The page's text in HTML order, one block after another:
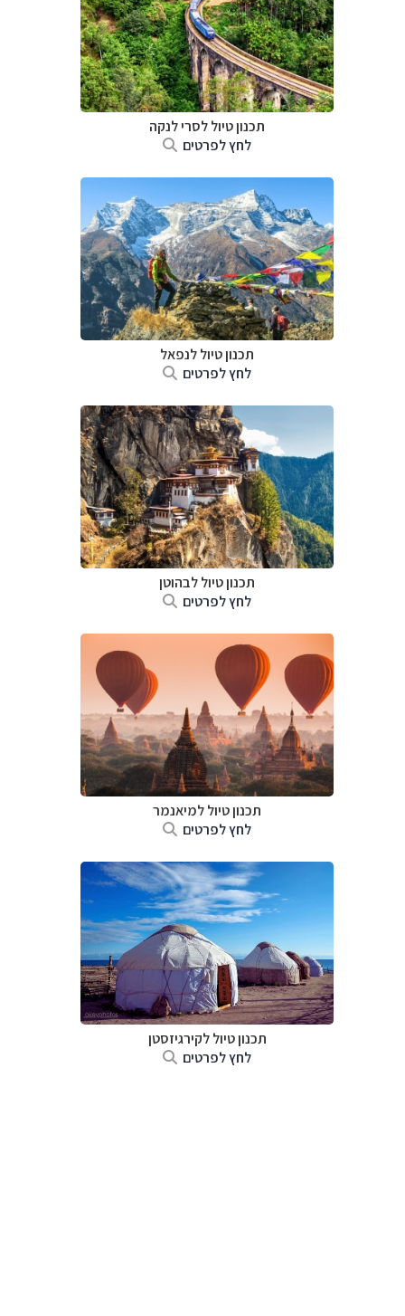
תכנון טיוללסרי לנקה
לחץ לפרטים
תכנון טיול לנפאל
לחץ לפרטים
תכנון טיול לבהוטן
לחץ לפרטים
תכנון טיוללמיאנמר
לחץ לפרטים
תכנון טיוללקירגיזסטן
לחץ לפרטים